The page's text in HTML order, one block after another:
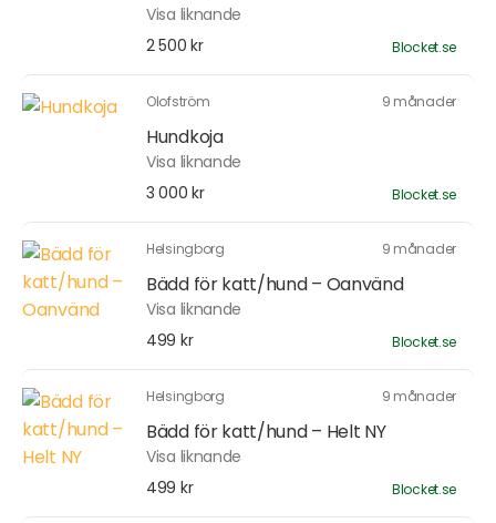
Visa liknande
2 500 kr
Blocket.se
Olofström 9 månader
Hundkoja
Visa liknande
3 000 kr
Blocket.se
Helsingborg 9 månader
Bädd för katt/hund – Oanvänd
Visa liknande
499 kr
Blocket.se
Helsingborg 9 månader
Bädd för katt/hund – Helt NY
Visa liknande
499 kr
Blocket.se